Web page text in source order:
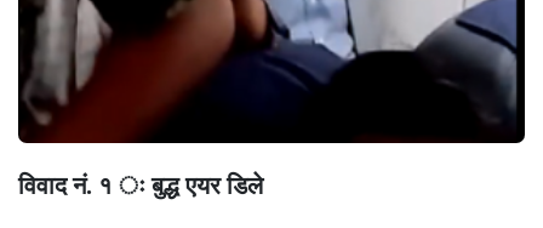
विवाद नं. १ ः बुद्ध एयर डिले